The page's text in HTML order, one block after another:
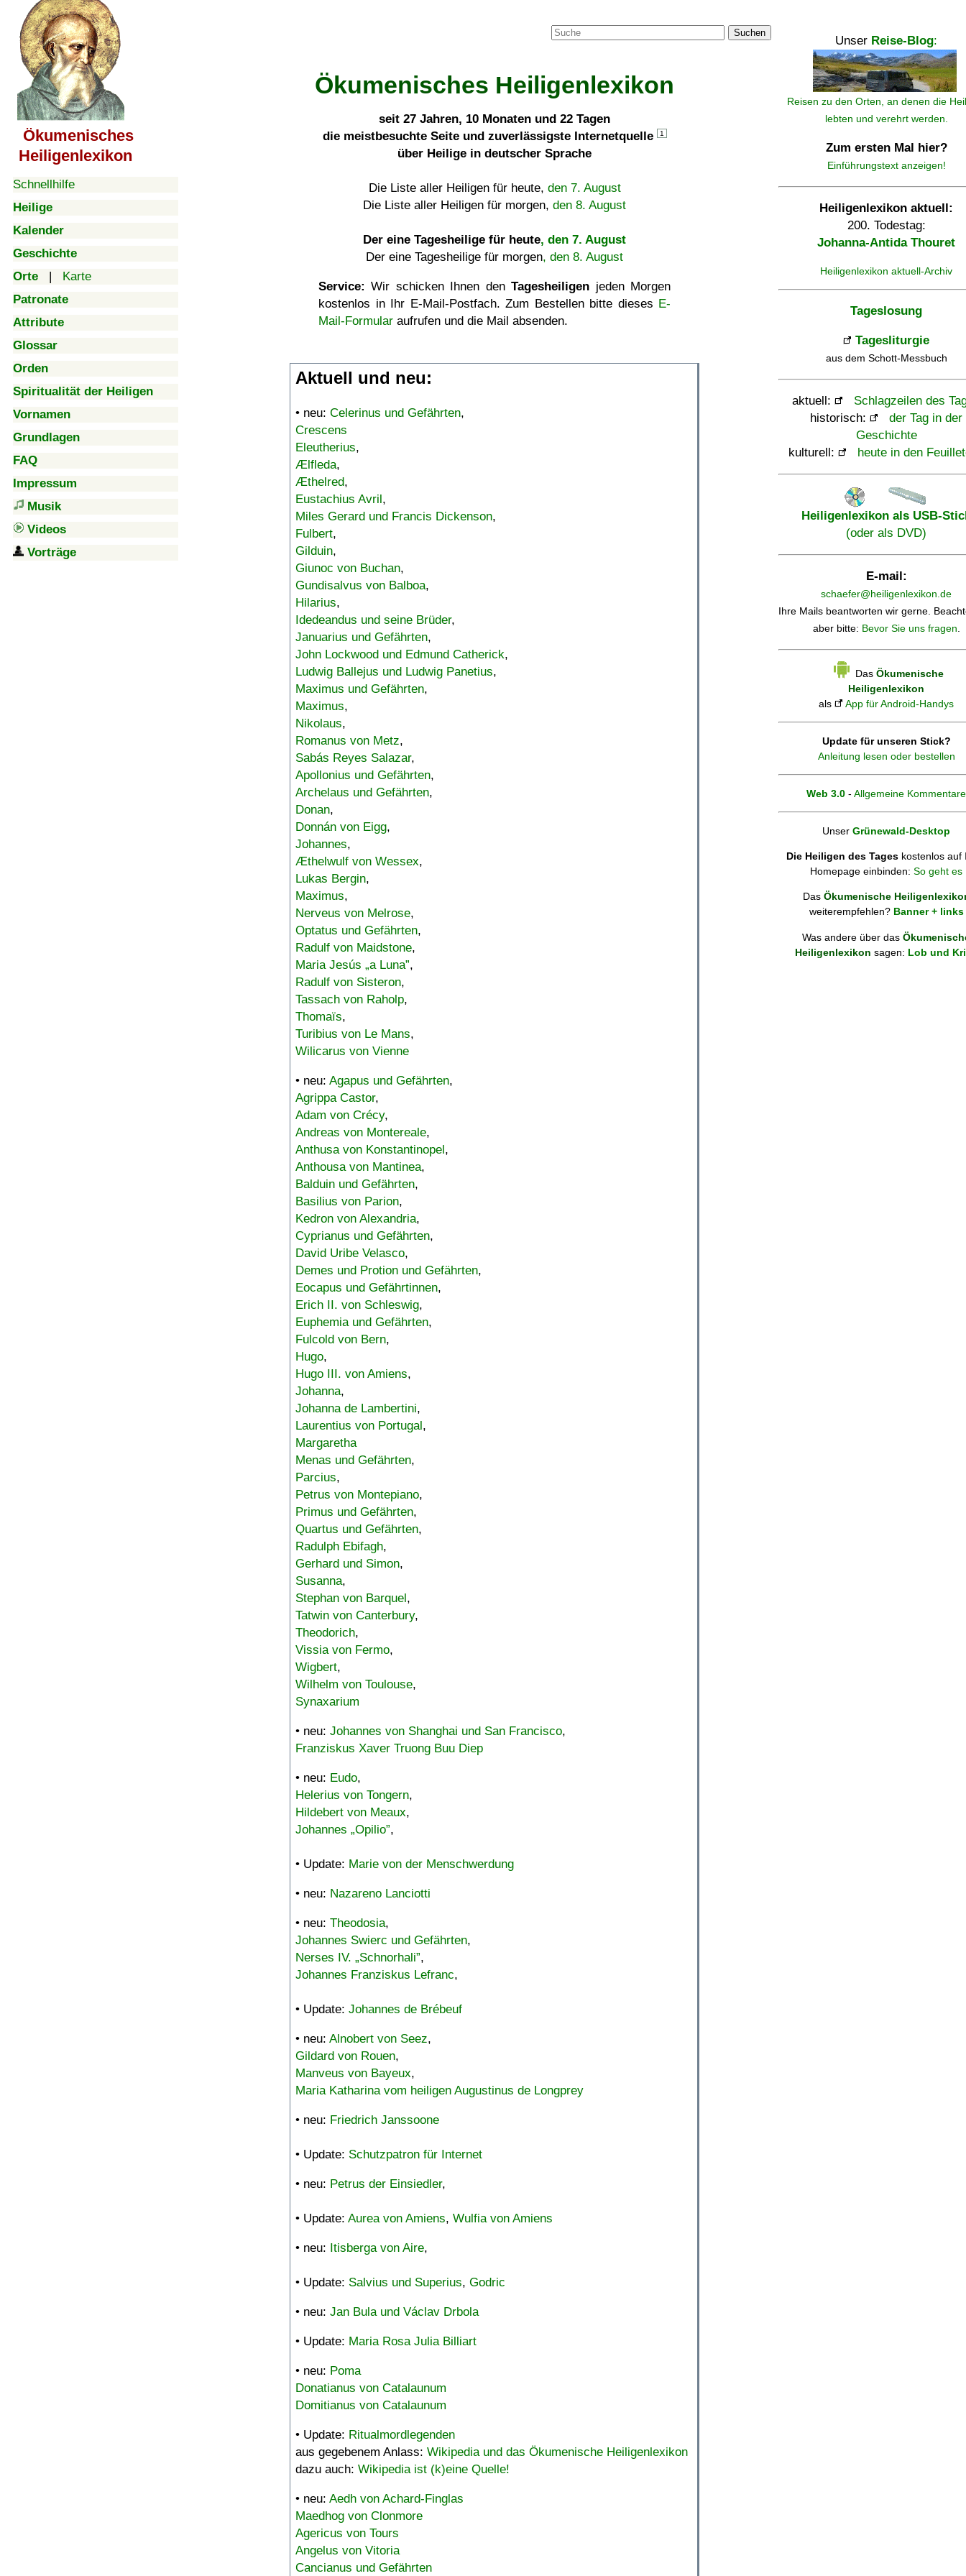
Ökumenisches
Heiligenlexikon
Schnellhilfe
Heilige
Kalender
Geschichte
Orte | Karte
Patronate
Attribute
Glossar
Orden
Spiritualität der Heiligen
Vornamen
Grundlagen
FAQ
Impressum
Musik
Videos
Vorträge
Suchen
Ökumenisches Heiligenlexikon
seit 27 Jahren, 10 Monaten und 22 Tagen
die meistbesuchte Seite und zuverlässigste Internetquelle
1
über Heilige in deutscher Sprache
Die Liste aller Heiligen für heute, den 7. August
Die Liste aller Heiligen für morgen, den 8. August
Der eine Tagesheilige für heute, den 7. August
Der eine Tagesheilige für morgen, den 8. August
Service: Wir schicken Ihnen denTagesheiligen jeden Morgen
kostenlos in Ihr E-Mail-Postfach. Zum Bestellen bitte dieses E-
Mail-Formular aufrufen und die Mail absenden.
Aktuell und neu:
• neu: Celerinus und Gefährten,
Crescens
Eleutherius,
Ælfleda,
Æthelred,
Eustachius Avril,
Miles Gerard und Francis Dickenson,
Fulbert,
Gilduin,
Giunoc von Buchan,
Gundisalvus von Balboa,
Hilarius,
Idedeandus und seine Brüder,
Januarius und Gefährten,
John Lockwood und Edmund Catherick,
Ludwig Ballejus und Ludwig Panetius,
Maximus und Gefährten,
Maximus,
Nikolaus,
Romanus von Metz,
Sabás Reyes Salazar,
Apollonius und Gefährten,
Archelaus und Gefährten,
Donan,
Donnán von Eigg,
Johannes,
Æthelwulf von Wessex,
Lukas Bergin,
Maximus,
Nerveus von Melrose,
Optatus und Gefährten,
Radulf von Maidstone,
Maria Jesús „a Luna”,
Radulf von Sisteron,
Tassach von Raholp,
Thomaïs,
Turibius von Le Mans,
Wilicarus von Vienne
• neu: Agapus und Gefährten,
Agrippa Castor,
Adam von Crécy,
Andreas von Montereale,
Anthusa von Konstantinopel,
Anthousa von Mantinea,
Balduin und Gefährten,
Basilius von Parion,
Kedron von Alexandria,
Cyprianus und Gefährten,
David Uribe Velasco,
Demes und Protion und Gefährten,
Eocapus und Gefährtinnen,
Erich II. von Schleswig,
Euphemia und Gefährten,
Fulcold von Bern,
Hugo,
Hugo III. von Amiens,
Johanna,
Johanna de Lambertini,
Laurentius von Portugal,
Margaretha
Menas und Gefährten,
Parcius,
Petrus von Montepiano,
Primus und Gefährten,
Quartus und Gefährten,
Radulph Ebifagh,
Gerhard und Simon,
Susanna,
Stephan von Barquel,
Tatwin von Canterbury,
Theodorich,
Vissia von Fermo,
Wigbert,
Wilhelm von Toulouse,
Synaxarium
• neu: Johannes von Shanghai und San Francisco,
Franziskus Xaver Truong Buu Diep
• neu: Eudo,
Helerius von Tongern,
Hildebert von Meaux,
Johannes „Opilio”,
• Update: Marie von der Menschwerdung
• neu: Nazareno Lanciotti
• neu: Theodosia,
Johannes Swierc und Gefährten,
Nerses IV. „Schnorhali”,
Johannes Franziskus Lefranc,
• Update: Johannes de Brébeuf
• neu: Alnobert von Seez,
Gildard von Rouen,
Manveus von Bayeux,
Maria Katharina vom heiligen Augustinus de Longprey
• neu: Friedrich Janssoone
• Update: Schutzpatron für Internet
• neu: Petrus der Einsiedler,
• Update: Aurea von Amiens, Wulfia von Amiens
• neu: Itisberga von Aire,
• Update: Salvius und Superius, Godric
• neu: Jan Bula und Václav Drbola
• Update: Maria Rosa Julia Billiart
• neu: Poma
Donatianus von Catalaunum
Domitianus von Catalaunum
• Update: Ritualmordlegenden
aus gegebenem Anlass: Wikipedia und das Ökumenische Heiligenlexikon
dazu auch: Wikipedia ist (k)eine Quelle!
• neu: Aedh von Achard-Finglas
Maedhog von Clonmore
Agericus von Tours
Angelus von Vitoria
Cancianus und Gefährten
Unser Reise-Blog:
Reisen zu den Orten, an denen die
lebten und verehrt werden.
Zum ersten Mal hier?
Einführungstext anzeigen!
Heiligenlexikon aktuell:
200. Todestag:
Johanna-Antida Thouret
Heiligenlexikon aktuell-Archiv
Tageslosung
Tagesliturgie
aus dem Schott-Messbuch
aktuell:
Schlagzeilen des
historisch:
der Tag in der
Geschichte
kulturell:
heute in den
Heiligenlexikon als USB-
(oder als DVD)
E-mail:
schaefer@heiligenlexikon.de
Ihre Mails beantworten wir gerne.
aber bitte: Bevor Sie uns fragen.
Das Ökumenische
Heiligenlexikon
als
App für Android-Handys
Update für unseren Stick?
Anleitung lesen oder bestellen
Web 3.0 - Allgemeine Kommentare
Unser Grünewald-Desktop
Die Heiligen des Tages kostenlos auf
Homepage einbinden: So geht es
Das Ökumenische
weiterempfehlen? Banner + links
Was andere über das
Heiligenlexikon sagen: Lob und